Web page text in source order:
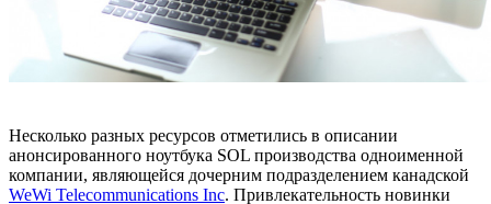
Несколько разных ресурсов отметились в описании
анонсированного ноутбука SOL производства одноименной
компании, являющейся дочерним подразделением канадской
WeWi Telecommunications Inc. Привлекательность новинки